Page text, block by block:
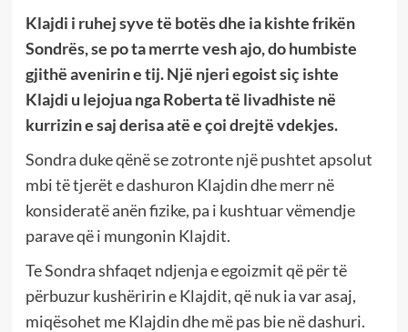
Klajdi i ruhej syve të botës dhe ia kishte frikën
Sondrës, se po ta merrte vesh ajo, do humbiste
gjithë avenirin e tij. Një njeri egoist siç ishte
Klajdi u lejojua nga Roberta të livadhiste në
kurrizin e saj derisa atë e çoi drejtë vdekjes.
Sondra duke qënë se zotronte një pushtet apsolut
mbi të tjerët e dashuron Klajdin dhe merr në
konsideratë anën fizike, pa i kushtuar vëmendje
parave që i mungonin Klajdit.
Te Sondra shfaqet ndjenja e egoizmit që për të
përbuzur kushëririn e Klajdit, që nuk ia var asaj,
miqësohet me Klajdin dhe më pas bie në dashuri.